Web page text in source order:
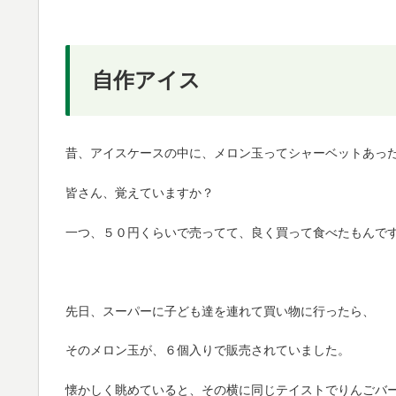
自作アイス
昔、アイスケースの中に、メロン玉ってシャーベットあった
皆さん、覚えていますか？
一つ、５０円くらいで売ってて、良く買って食べたもんです
先日、スーパーに子ども達を連れて買い物に行ったら、
そのメロン玉が、６個入りで販売されていました。
懐かしく眺めていると、その横に同じテイストでりんごバ